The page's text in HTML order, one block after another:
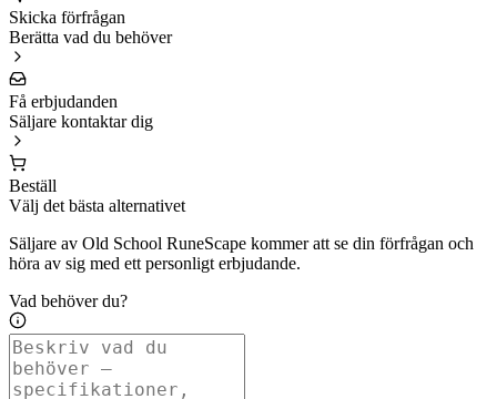
Skicka förfrågan
Berätta vad du behöver
Få erbjudanden
Säljare kontaktar dig
Beställ
Välj det bästa alternativet
Säljare av Old School RuneScape kommer att se din förfrågan och
höra av sig med ett personligt erbjudande.
Vad behöver du?